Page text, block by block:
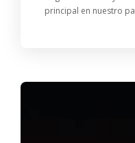
principal en nuestro